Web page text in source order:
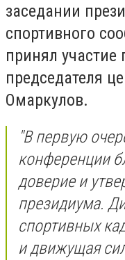
заседании
спортивного
принял участие
председателя
Омаркулов.
"В первую
конференции
доверие и
президиума.
спортивных
и движущая